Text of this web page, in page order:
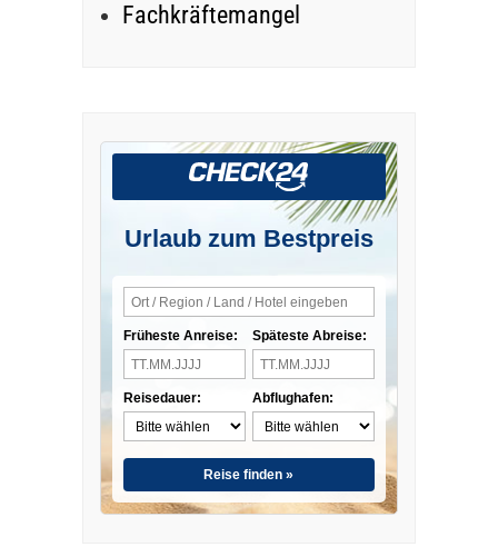
Fachkräftemangel
Urlaub zum Bestpreis
Früheste Anreise:
Reisedauer:
Späteste Abreise:
Abflughafen:
Reise finden »